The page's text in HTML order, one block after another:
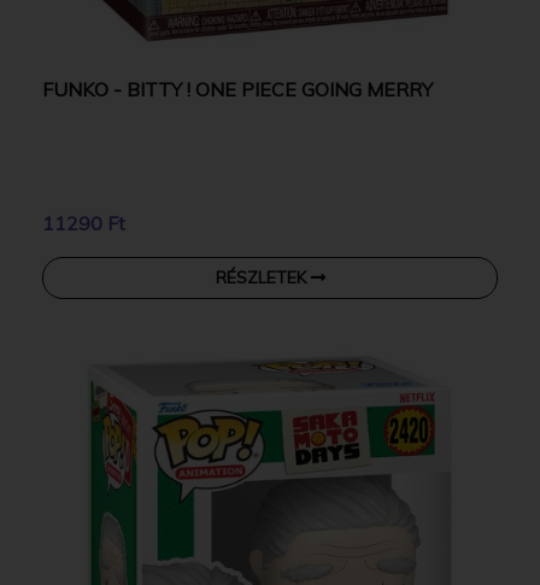
FUNKO - BITTY ! ONE PIECE GOING MERRY
11290 Ft
RÉSZLETEK